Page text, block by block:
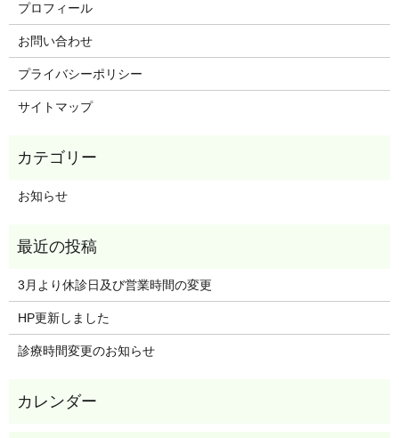
プロフィール
お問い合わせ
プライバシーポリシー
サイトマップ
お知らせ
3月より休診日及び営業時間の変更
HP更新しました
診療時間変更のお知らせ